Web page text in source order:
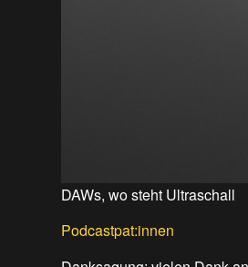
DAWs, wo steht Ultraschall
Podcastpat:innen